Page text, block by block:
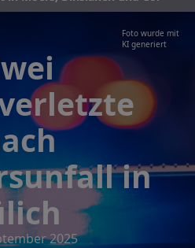
Foto wurde mit
KI generiert
in
2025